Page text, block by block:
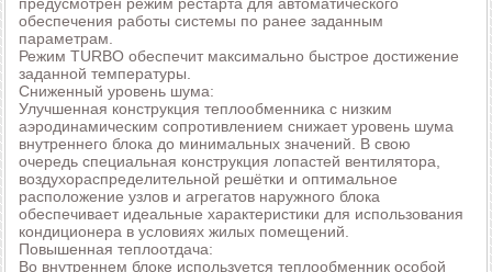
обеспечения работы системы по ранее заданным
параметрам.
Режим TURBO обеспечит максимально быстрое достижение
заданной температуры.
Сниженный уровень шума:
Улучшенная конструкция теплообменника с низким
аэродинамическим сопротивлением снижает уровень шума
внутреннего блока до минимальных значений. В свою
очередь специальная конструкция лопастей вентилятора,
воздухораспределительной решётки и оптимальное
расположение узлов и агрегатов наружного блока
обеспечивает идеальные характеристики для использования
кондиционера в условиях жилых помещений.
Повышенная теплоотдача:
Во внутреннем блоке используется теплообменник особой